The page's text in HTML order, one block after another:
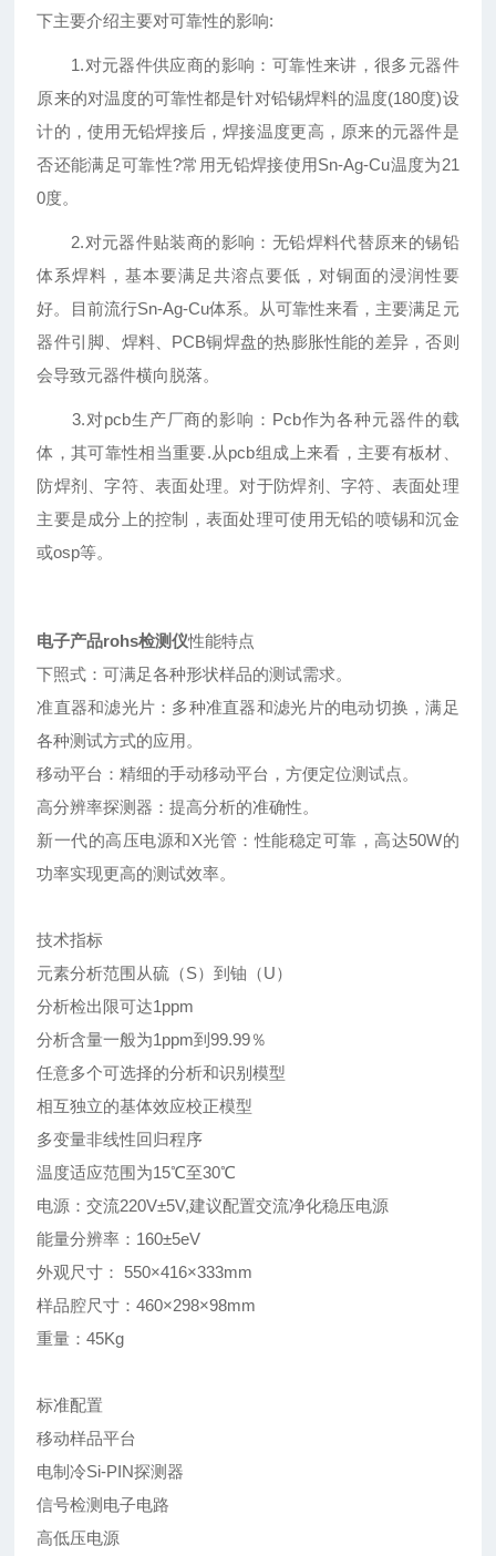
下主要介绍主要对可靠性的影响:
1.对元器件供应商的影响：可靠性来讲，很多元器件
原来的对温度的可靠性都是针对铅锡焊料的温度(180度)设
计的，使用无铅焊接后，焊接温度更高，原来的元器件是
否还能满足可靠性?常用无铅焊接使用Sn-Ag-Cu温度为21
0度。
2.对元器件贴装商的影响：无铅焊料代替原来的锡铅
体系焊料，基本要满足共溶点要低，对铜面的浸润性要
好。目前流行Sn-Ag-Cu体系。从可靠性来看，主要满足元
器件引脚、焊料、PCB铜焊盘的热膨胀性能的差异，否则
会导致元器件横向脱落。
3.对pcb生产厂商的影响：Pcb作为各种元器件的载
体，其可靠性相当重要.从pcb组成上来看，主要有板材、
防焊剂、字符、表面处理。对于防焊剂、字符、表面处理
主要是成分上的控制，表面处理可使用无铅的喷锡和沉金
或osp等。
电子产品rohs检测仪性能特点
下照式：可满足各种形状样品的测试需求。
准直器和滤光片：多种准直器和滤光片的电动切换，满足
各种测试方式的应用。
移动平台：精细的手动移动平台，方便定位测试点。
高分辨率探测器：提高分析的准确性。
新一代的高压电源和X光管：性能稳定可靠，高达50W的
功率实现更高的测试效率。
技术指标
元素分析范围从硫（S）到铀（U）
分析检出限可达1ppm
分析含量一般为1ppm到99.99％
任意多个可选择的分析和识别模型
相互独立的基体效应校正模型
多变量非线性回归程序
温度适应范围为15℃至30℃
电源：交流220V±5V,建议配置交流净化稳压电源
能量分辨率：160±5eV
外观尺寸： 550×416×333mm
样品腔尺寸：460×298×98mm
重量：45Kg
标准配置
移动样品平台
电制冷Si-PIN探测器
信号检测电子电路
高低压电源